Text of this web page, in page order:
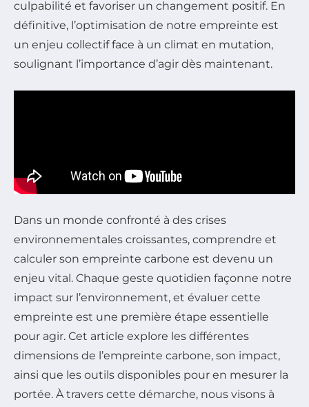
culpabilité et favoriser un changement positif. En
définitive, l’optimisation de notre empreinte est
un enjeu collectif face à un climat en mutation,
soulignant l’importance d’agir dès maintenant.
Dans un monde confronté à des crises
environnementales croissantes, comprendre et
calculer son empreinte carbone est devenu un
enjeu vital. Chaque geste quotidien façonne notre
impact sur l’environnement, et évaluer cette
empreinte est une première étape essentielle
pour agir. Cet article explore les différentes
dimensions de l’empreinte carbone, son impact,
ainsi que les outils disponibles pour en mesurer la
portée. À travers cette démarche, nous visons à